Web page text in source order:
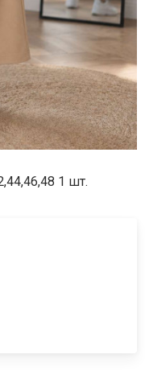
1 шт.